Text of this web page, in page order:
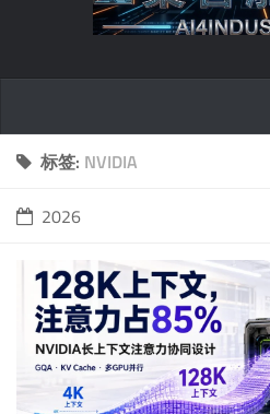
标签: NVIDIA
2026